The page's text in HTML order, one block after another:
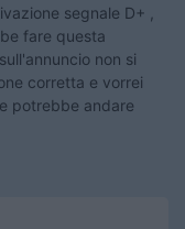
segnale D+ ,
fare questa
non si
corretta e vorrei
potrebbe andare